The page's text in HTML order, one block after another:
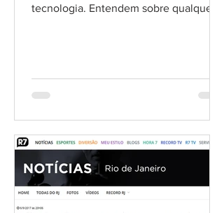
tecnologia. Entendem sobre qualquer